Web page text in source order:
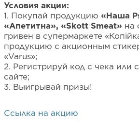
Условия акции:
1. Покупай продукцию «Наша
«Апетитна», «Skott Smeat» на
гривен в супермаркете
продукцию с акционным
«Varus»;
2. Регистрируй код с чека или
сайте;
3. Выигрывай призы!
Ссылка на акцию